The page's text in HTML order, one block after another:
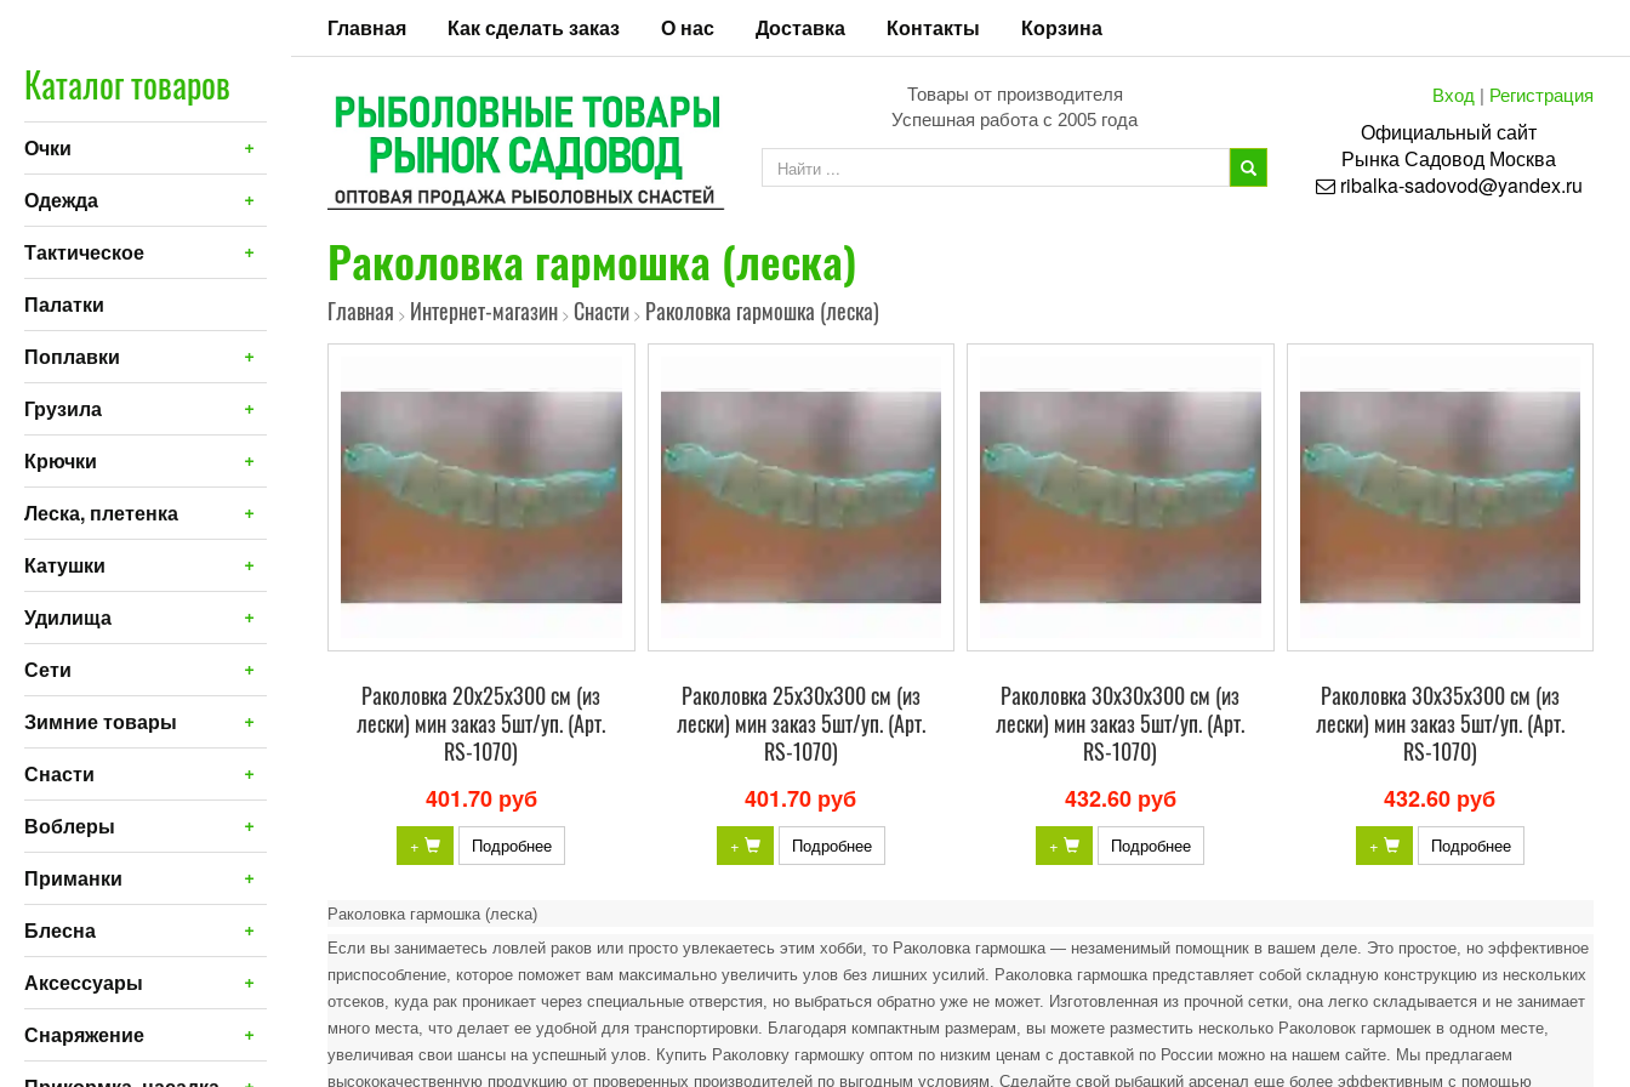
Главная Как сделать заказ О нас Доставка Контакты Корзина
Товары от производителя
Успешная работа с 2005 года
Вход | Регистрация
Официальный сайт
РынкаСадовод Москва
ribalka-sadovod@yandex.ru
Каталог товаров
+
Очки
+
Одежда
+
Тактическое
Палатки
+
Поплавки
+
Грузила
+
Крючки
+
Леска, плетенка
+
Катушки
+
Удилища
+
Сети
+
Зимние товары
+
Снасти
+
Воблеры
+
Приманки
+
Блесна
+
Аксессуары
+
Снаряжение
Раколовка гармошка (леска)
Главная > Интернет-магазин > Снасти > Раколовка гармошка (леска)
Раколовка 20х25х300 см (из
лески) мин заказ 5шт/уп. (Арт.
RS-1070)
401.70 руб
+ Подробнее
Раколовка 25х30х300 см (из
лески) мин заказ 5шт/уп. (Арт.
RS-1070)
401.70 руб
+ Подробнее
Раколовка 30х30х300 см (из
лески) мин заказ 5шт/уп. (Арт.
RS-1070)
432.60 руб
+ Подробнее
Раколовка 30х35х300 см (из
лески) мин заказ 5шт/уп. (Арт.
RS-1070)
432.60 руб
+ Подробнее
Раколовка гармошка (леска)
Если вы занимаетесь ловлей раков или просто увлекаетесь этим хобби, то Раколовка гармошка — незаменимый помощник в вашем деле. Это простое, но эффективное
приспособление, которое поможет вам максимально увеличить улов без лишних усилий. Раколовка гармошка представляет собой складную конструкцию из нескольких
отсеков, куда рак проникает через специальные отверстия, но выбраться обратно уже не может. Изготовленная из прочной сетки, она легко складывается и не занимает
много места, что делает ее удобной для транспортировки. Благодаря компактным размерам, вы можете разместить несколько Раколовок гармошек в одном месте,
увеличивая свои шансы на успешный улов. Купить Раколовку гармошку оптом по низким ценам с доставкой по России можно на нашем сайте. Мы предлагаем
высококачественную продукцию от проверенных производителей по выгодным условиям. Сделайте свой рыбацкий арсенал еще более эффективным с помощью